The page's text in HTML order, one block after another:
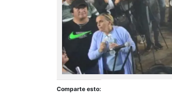
Comparte esto: